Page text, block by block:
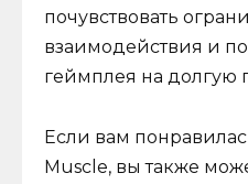
почувствовать
взаимодействия и
геймплея на долгую
Если вам
Muscle, вы также